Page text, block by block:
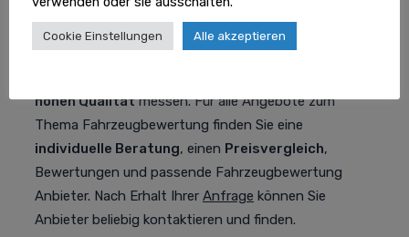
Beim Thema Fahrzeugbewertung lassen sich unsere
hohen Qualitätmessen. Für alle Angebote zum
Thema Fahrzeugbewertung finden Sie eine
individuelle Beratung, einen Preisvergleich,
Bewertungen und passende Fahrzeugbewertung
Anbieter. Nach Erhalt Ihrer Anfrage können Sie
Anbieter beliebig kontaktieren und finden.
Cookie Einstellungen Alle akzeptieren